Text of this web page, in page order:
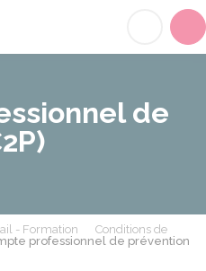
de
- Formation
Conditions de
professionnel de prévention